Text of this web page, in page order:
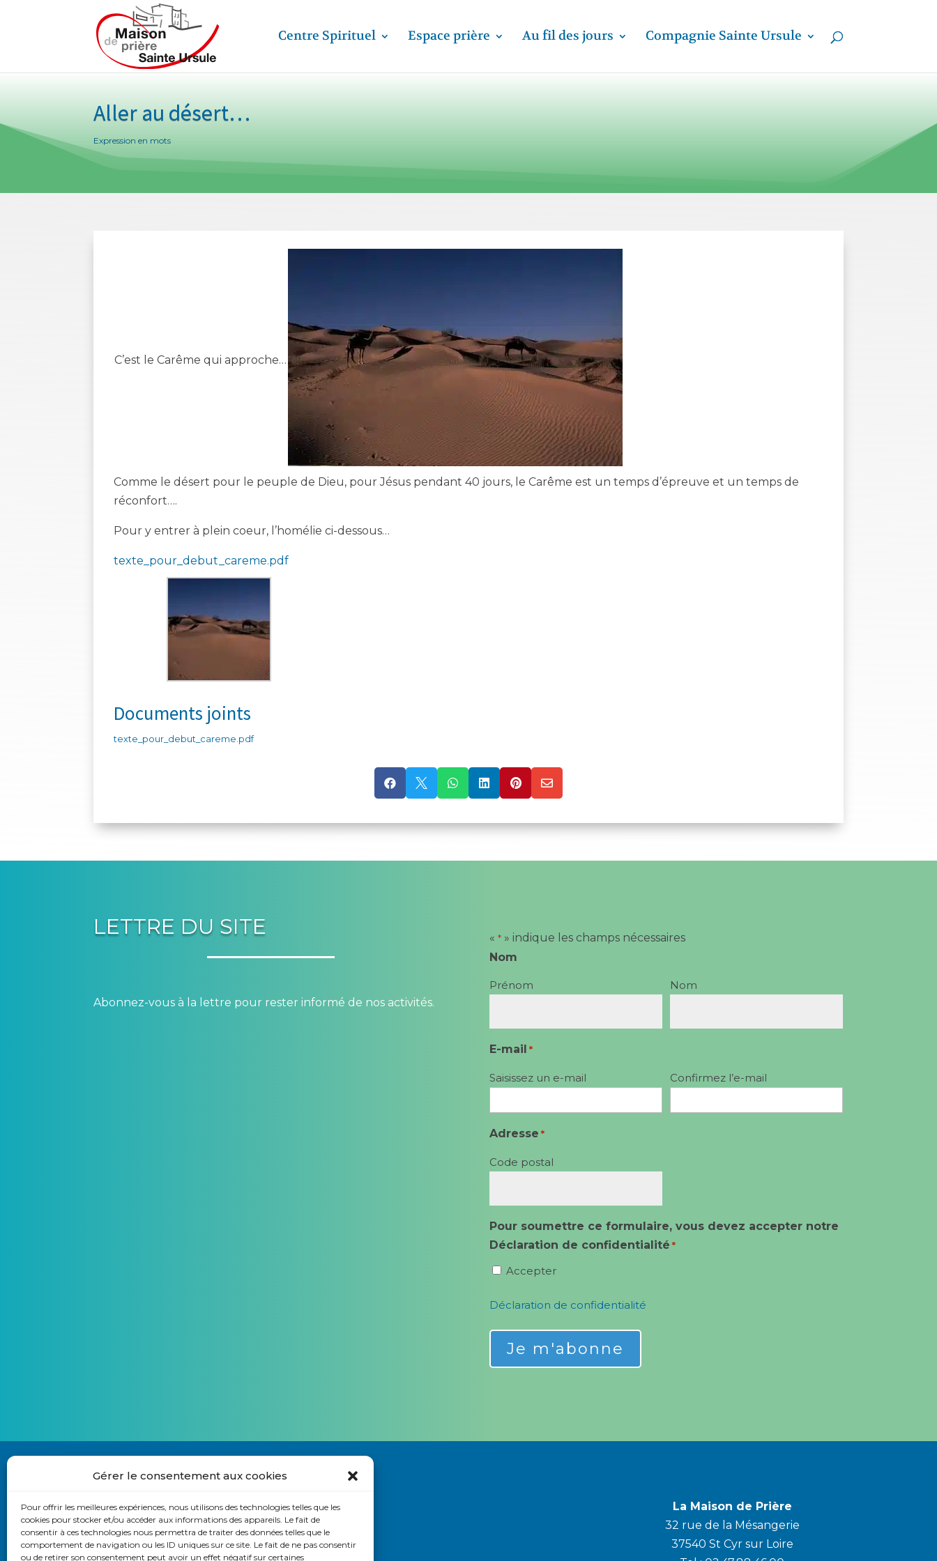
Gérer le consentement aux cookies
Pour offrir les meilleures expériences, nous utilisons des technologies telles que les
cookies pour stocker et/ou accéder aux informations des appareils. Le fait de
consentir à ces technologies nous permettra de traiter des données telles que le
comportement de navigation ou les ID uniques sur ce site. Le fait de ne pas consentir
ou de retirer son consentement peut avoir un effet négatif sur certaines
Centre Spirituel Espace prière Au fil des jours Compagnie Sainte Ursule
Aller au désert…
Expression en mots
C’est le Carême qui approche…
Comme le désert pour le peuple de Dieu, pour Jésus pendant 40 jours, le Carême est un temps d’épreuve et un temps de
réconfort….
Pour y entrer à plein coeur, l’homélie ci-dessous…
texte_pour_debut_careme.pdf
Documents joints
texte_pour_debut_careme.pdf
     
LETTRE DU SITE
Abonnez-vous à la lettre pour rester informé de nos activités.
« *» indique les champs nécessaires
Nom
Prénom Nom
E-mail *
Saisissez un e-mail Confirmez l’e-mail
Adresse *
Code postal
Pour soumettre ce formulaire, vous devez accepter notre
Déclaration de confidentialité *
Accepter
Déclaration de confidentialité
Nous contacter
S’abonner à la lettre du site
La Maison de Prière
32 rue de la Mésangerie
37540 St Cyr sur Loire